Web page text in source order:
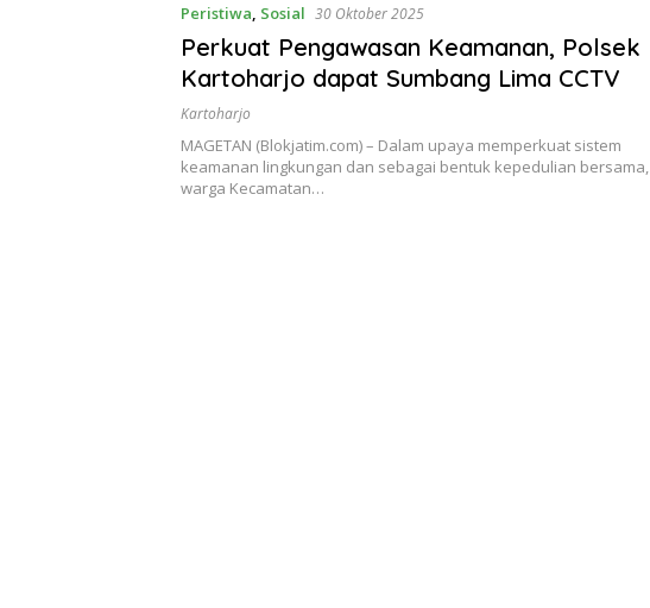
Peristiwa, Sosial 30 Oktober 2025
Perkuat Pengawasan Keamanan, Polsek
Kartoharjo dapat Sumbang Lima CCTV
Kartoharjo
MAGETAN (Blokjatim.com) – Dalam upaya memperkuat sistem
keamanan lingkungan dan sebagai bentuk kepedulian bersama,
warga Kecamatan…